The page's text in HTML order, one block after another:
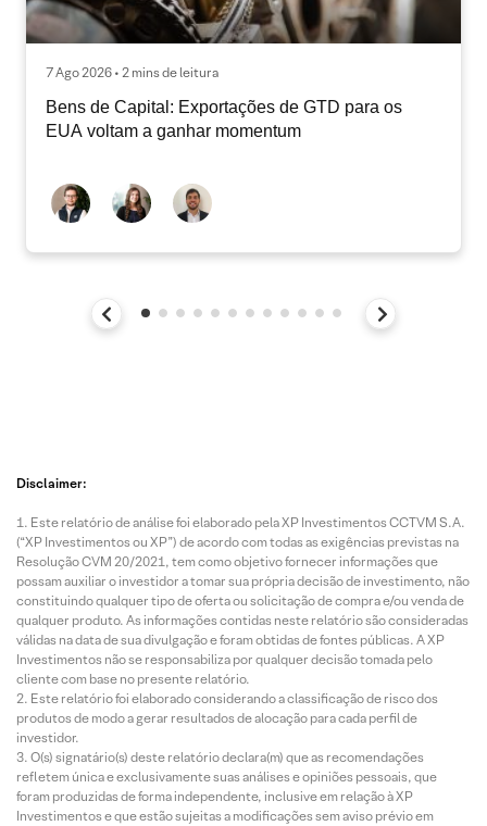
7 Ago 2026 • 2 mins de leitura
Bens de Capital: Exportações de GTD para os
EUA voltam a ganhar momentum
Disclaimer:
Este relatório de análise foi elaborado pela XP Investimentos CCTVM S.A.
(“XP Investimentos ou XP”) de acordo com todas as exigências previstas na
Resolução CVM 20/2021, tem como objetivo fornecer informações que
possam auxiliar o investidor a tomar sua própria decisão de investimento, não
constituindo qualquer tipo de oferta ou solicitação de compra e/ou venda de
qualquer produto. As informações contidas neste relatório são consideradas
válidas na data de sua divulgação e foram obtidas de fontes públicas. A XP
Investimentos não se responsabiliza por qualquer decisão tomada pelo
cliente com base no presente relatório.
Este relatório foi elaborado considerando a classificação de risco dos
produtos de modo a gerar resultados de alocação para cada perfil de
investidor.
O(s) signatário(s) deste relatório declara(m) que as recomendações
refletem única e exclusivamente suas análises e opiniões pessoais, que
foram produzidas de forma independente, inclusive em relação à XP
Investimentos e que estão sujeitas a modificações sem aviso prévio em